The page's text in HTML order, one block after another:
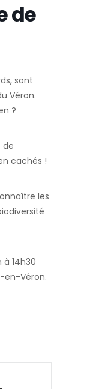
de
sont
Véron.
?
de
cachés !
les
14h30
en-Véron.